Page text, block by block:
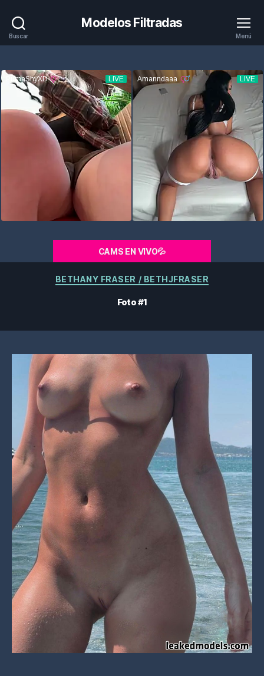
Buscar
Modelos Filtradas
Menú
CAMS EN VIVO💦
Categorías
BETHANY FRASER / BETHJFRASER
Foto #1